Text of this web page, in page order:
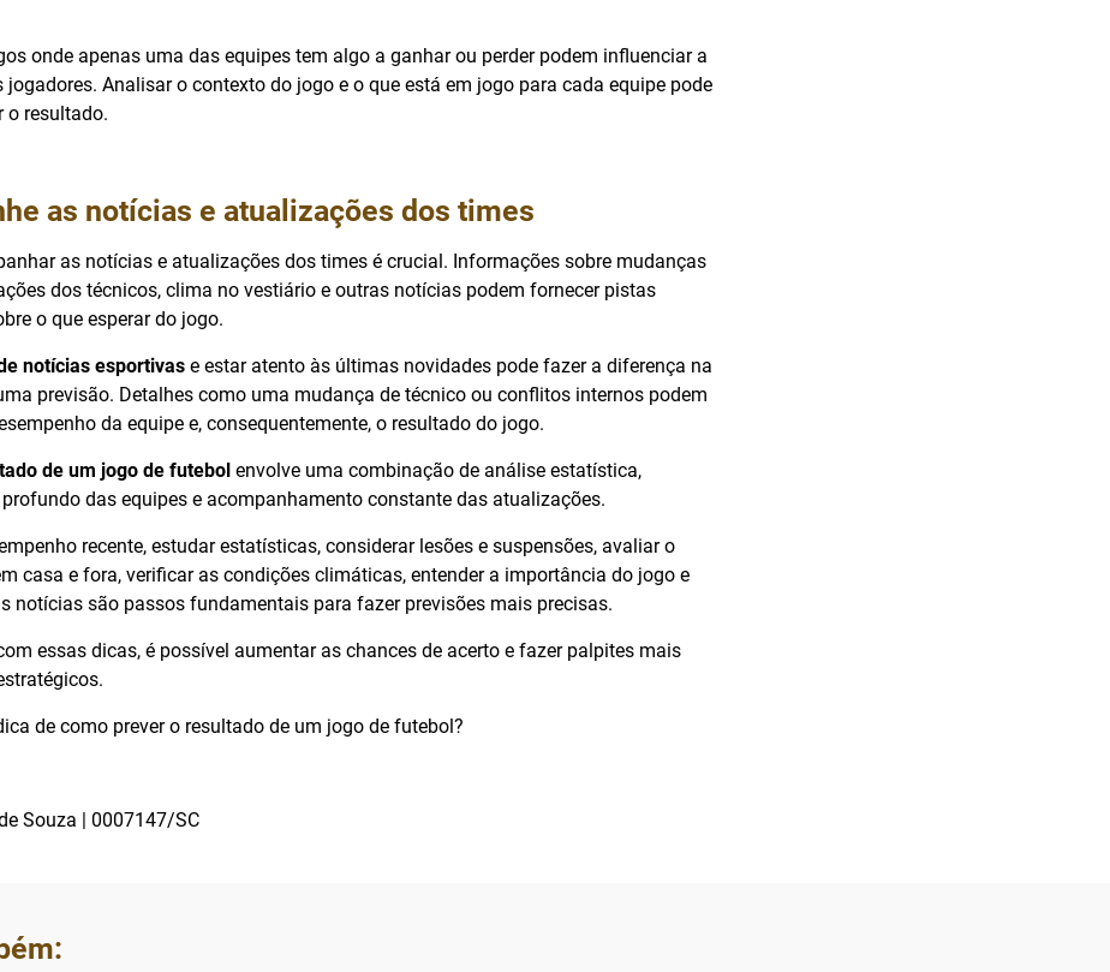
onde apenas uma das equipes tem algo a ganhar ou perder podem influenciar a
Analisar o contexto do jogo e o que está em jogo para cada equipe pode
o resultado.
as notícias e atualizações dos times
as notícias e atualizações dos times é crucial. Informações sobre mudanças
dos técnicos, clima no vestiário e outras notícias podem fornecer pistas
o que esperar do jogo.
notícias esportivas e estar atento às últimas novidades pode fazer a diferença na
previsão. Detalhes como uma mudança de técnico ou conflitos internos podem
da equipe e, consequentemente, o resultado do jogo.
de um jogo de futebol envolve uma combinação de análise estatística,
das equipes e acompanhamento constante das atualizações.
recente, estudar estatísticas, considerar lesões e suspensões, avaliar o
casa e fora, verificar as condições climáticas, entender a importância do jogo e
notícias são passos fundamentais para fazer previsões mais precisas.
essas dicas, é possível aumentar as chances de acerto e fazer palpites mais
de como prever o resultado de um jogo de futebol?
Souza | 0007147/SC